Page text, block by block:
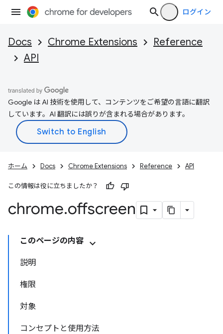
ログイン
Docs Chrome Extensions
Reference
API
Google は AI 技術を使用して、コンテンツをご希望の言語に翻訳
しています。AI 翻訳には誤りが含まれる場合があります。
ホーム Docs Chrome Extensions Reference API
この情報は役に立ちましたか？
chrome.offscreen
このページの内容
説明
権限
対象
コンセプトと使用方法